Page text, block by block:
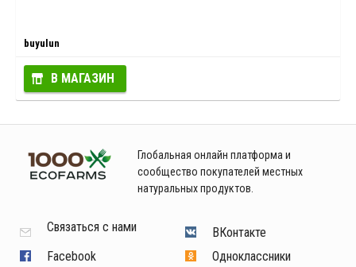
buyulun
В МАГАЗИН
Глобальная онлайн платформа и
сообщество покупателей местных
натуральных продуктов.
Связаться с нами
Facebook
ВКонтакте
Одноклассники